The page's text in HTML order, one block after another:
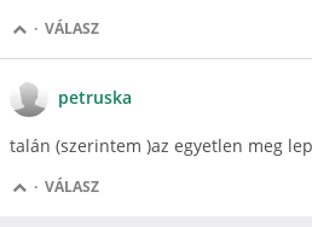
· VÁLASZ
petruska
talán (szerintem )az egyetlen meg
· VÁLASZ